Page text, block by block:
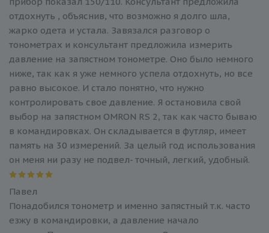
отдохнуть , объяснив, что возможно я долго шла,
жарко одета и устала. Завязался разговор о
тонометрах и консультант предложила измерить
давление на запястном тонометре. Оно было немного
ниже, так как я уже немного успела отдохнуть, но все
равно высокое. И стало понятно, что нужно
контролировать свое давление. Я остановила свой
выбор на запястном OMRON RS 2, так как часто бываю
в командировках. Он складывается в футляр, имеет
память на 30 измерений. За целый год использования
он меня ни разу не подвел- точный, легкий, удобный.
Павел
Понадобился тонометр и именно запястный т.к. часто
езжу в командировки, а давление начало